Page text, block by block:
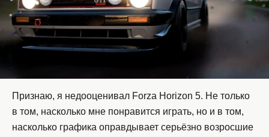
Признаю, я недооценивал Forza Horizon 5. Не только
в том, насколько мне понравится играть, но и в том,
насколько графика оправдывает серьёзно возросшие